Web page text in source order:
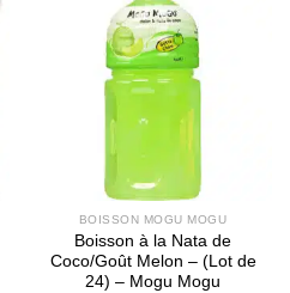
BOISSON MOGU MOGU
Boisson à la Nata de
Coco/Goût Melon – (Lot de
24) – Mogu Mogu